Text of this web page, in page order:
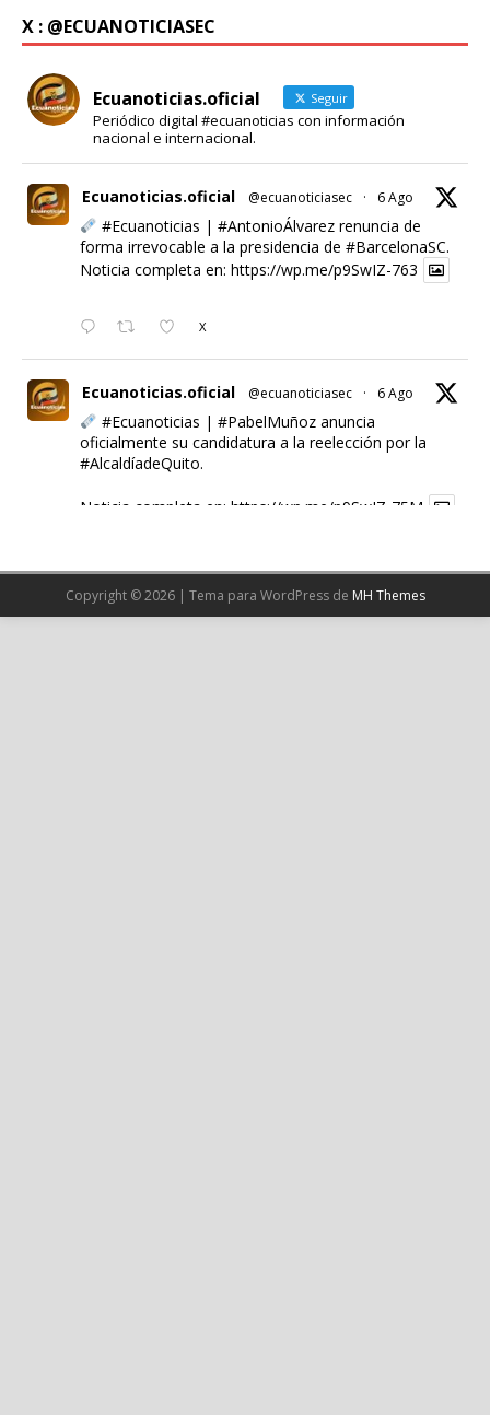
X : @ECUANOTICIASEC
Ecuanoticias.oficial Seguir
Periódico digital #ecuanoticias con información
nacional e internacional.
Ecuanoticias.oficial @ecuanoticiasec · 6 Ago
#Ecuanoticias | #AntonioÁlvarezrenuncia de
forma irrevocable a la presidencia de #BarcelonaSC.
Noticia completa en: https://wp.me/p9SwIZ-763
X
Ecuanoticias.oficial @ecuanoticiasec · 6 Ago
#Ecuanoticias | #PabelMuñozanuncia
oficialmente su candidatura a la reelección por la
#AlcaldíadeQuito.
Noticia completa en: https://wp.me/p9SwIZ-75M
Cargar más
Copyright © 2026 | Tema para WordPress de MH Themes